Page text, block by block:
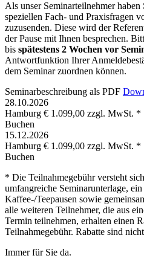
Als unser Seminarteilnehmer
speziellen Fach- und Praxisfragen
zuzusenden. Diese wird der
der Pause mit Ihnen besprechen.
bis spätestens 2 Wochen vor
Antwortfunktion Ihrer
dem Seminar zuordnen können.
Seminarbeschreibung als PDF
28.10.2026
Hamburg € 1.099,00 zzgl. MwSt. *
Buchen
15.12.2026
Hamburg € 1.099,00 zzgl. MwSt. *
Buchen
* Die Teilnahmegebühr versteht
umfangreiche Seminarunterlage,
Kaffee-/Teepausen sowie
alle weiteren Teilnehmer, die aus
Termin teilnehmen, erhalten einen
Teilnahmegebühr. Rabatte sind
Immer für Sie da.